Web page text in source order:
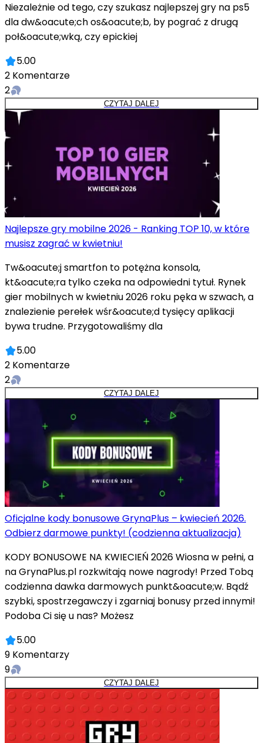
Niezależnie od tego, czy szukasz najlepszej gry na ps5
dla dw&oacute;ch os&oacute;b, by pograć z drugą
poł&oacute;wką, czy epickiej
5.00
2 Komentarze
2
CZYTAJ DALEJ
Najlepsze gry mobilne 2026 - Ranking TOP 10, w które
musisz zagrać w kwietniu!
Tw&oacute;j smartfon to potężna konsola,
kt&oacute;ra tylko czeka na odpowiedni tytuł. Rynek
gier mobilnych w kwietniu 2026 roku pęka w szwach, a
znalezienie perełek wśr&oacute;d tysięcy aplikacji
bywa trudne. Przygotowaliśmy dla
5.00
2 Komentarze
2
CZYTAJ DALEJ
Oficjalne kody bonusowe GrynaPlus – kwiecień 2026.
Odbierz darmowe punkty! (codzienna aktualizacja)
KODY BONUSOWE NA KWIECIEŃ 2026 Wiosna w pełni, a
na GrynaPlus.pl rozkwitają nowe nagrody! Przed Tobą
codzienna dawka darmowych punkt&oacute;w. Bądź
szybki, spostrzegawczy i zgarniaj bonusy przed innymi!
Podoba Ci się u nas? Możesz
5.00
9 Komentarzy
9
CZYTAJ DALEJ